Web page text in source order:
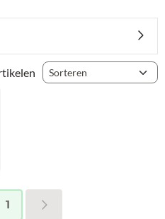
Sorteermethode
1